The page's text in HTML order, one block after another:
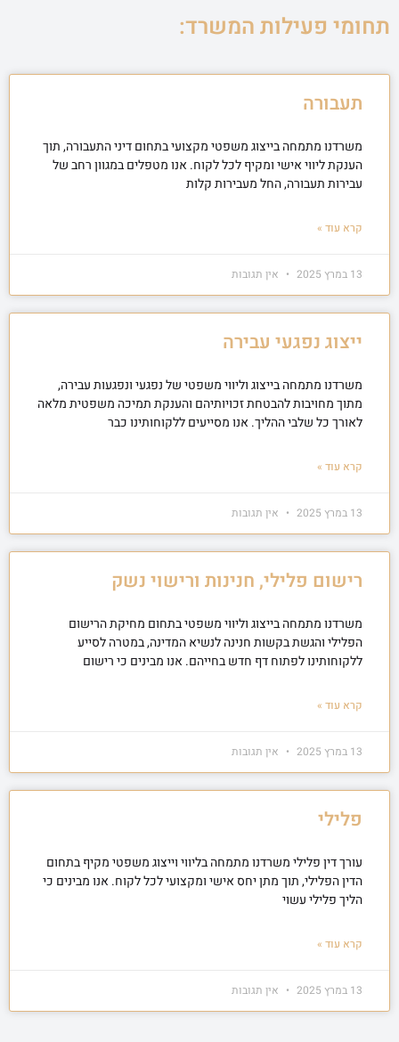
תחומי פעילות המשרד:
תעבורה
משרדנו מתמחה בייצוג משפטי מקצועי בתחום דיני התעבורה, תוך
הענקת ליווי אישי ומקיף לכל לקוח. אנו מטפלים במגוון רחב של
עבירות תעבורה, החל מעבירות קלות
קרא עוד »
13 במרץ 2025 אין תגובות
ייצוג נפגעי עבירה
משרדנו מתמחה בייצוג וליווי משפטי של נפגעי ונפגעות עבירה,
מתוך מחויבות להבטחת זכויותיהם והענקת תמיכה משפטית מלאה
לאורך כל שלבי ההליך. אנו מסייעים ללקוחותינו כבר
קרא עוד »
13 במרץ 2025 אין תגובות
רישום פלילי, חנינות ורישוי נשק
משרדנו מתמחה בייצוג וליווי משפטי בתחום מחיקת הרישום
הפלילי והגשת בקשות חנינה לנשיא המדינה, במטרה לסייע
ללקוחותינו לפתוח דף חדש בחייהם. אנו מבינים כי רישום
קרא עוד »
13 במרץ 2025 אין תגובות
פלילי
עורך דין פלילי משרדנו מתמחה בליווי וייצוג משפטי מקיף בתחום
הדין הפלילי, תוך מתן יחס אישי ומקצועי לכל לקוח. אנו מבינים כי
הליך פלילי עשוי
קרא עוד »
13 במרץ 2025 אין תגובות